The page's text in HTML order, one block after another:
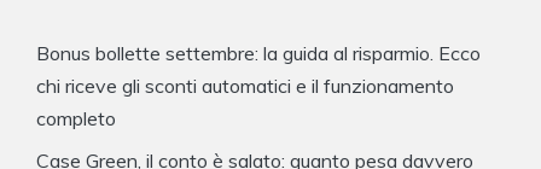
Bonus bollette settembre: la guida al risparmio. Ecco
chi riceve gli sconti automatici e il funzionamento
completo
Case Green, il conto è salato: quanto pesa davvero